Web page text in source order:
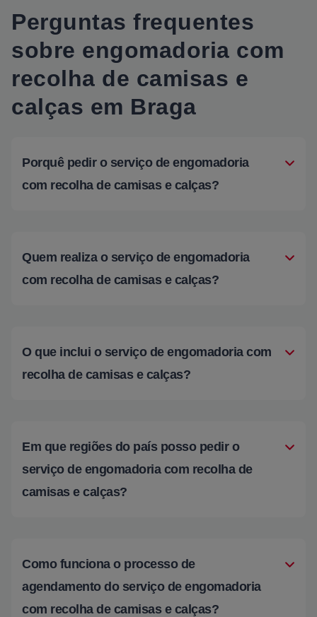
Perguntas frequentes
sobre engomadoria com
recolha de camisas e
calças em Braga
Porquê pedir o serviço de engomadoria
com recolha de camisas e calças?
Quem realiza o serviço de engomadoria
com recolha de camisas e calças?
O que inclui o serviço de engomadoria com
recolha de camisas e calças?
Em que regiões do país posso pedir o
serviço de engomadoria com recolha de
camisas e calças?
Como funciona o processo de
agendamento do serviço de engomadoria
com recolha de camisas e calças?